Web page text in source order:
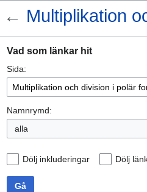
← Multiplikation
navigering
sök
Vad som länkar hit
Sida:
Namnrymd:
alla
Dölj inkluderingar Dölj
Gå